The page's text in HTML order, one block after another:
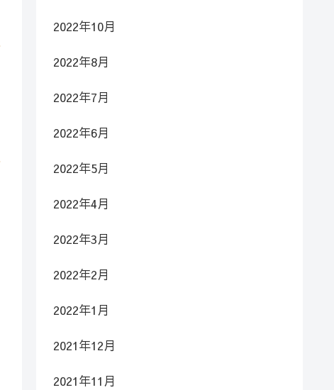
2022年10月
2022年8月
2022年7月
2022年6月
2022年5月
2022年4月
2022年3月
2022年2月
2022年1月
2021年12月
2021年11月